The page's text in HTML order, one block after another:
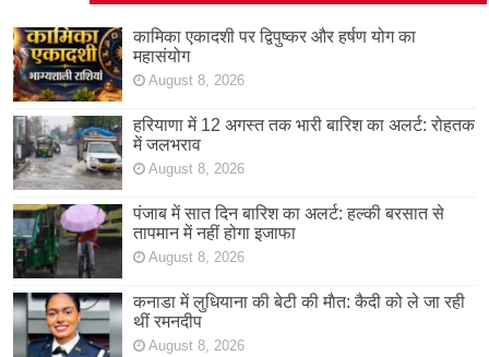
कामिका एकादशी पर द्विपुष्कर और हर्षण योग का
महासंयोग
August 8, 2026
हरियाणा में 12 अगस्त तक भारी बारिश का अलर्ट: रोहतक
में जलभराव
August 8, 2026
पंजाब में सात दिन बारिश का अलर्ट: हल्की बरसात से
तापमान में नहीं होगा इजाफा
August 8, 2026
कनाडा में लुधियाना की बेटी की माैत: कैदी को ले जा रही
थीं रमनदीप
August 8, 2026